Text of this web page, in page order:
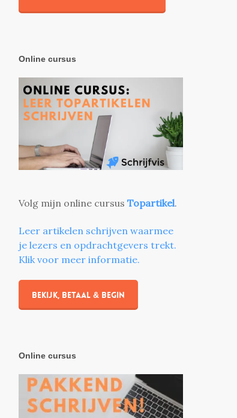
Online cursus
Volg mijn online cursusTopartikel.
Leer artikelen schrijven waarmee
je lezers en opdrachtgevers trekt.
Klik voor meer informatie.
Bekijk, betaal & begin
Online cursus